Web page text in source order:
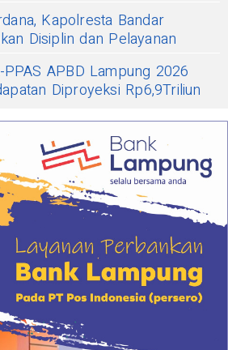
Kapolresta Bandar
Disiplin dan Pelayanan
APBD Lampung 2026
Diproyeksi Rp6,9Triliun